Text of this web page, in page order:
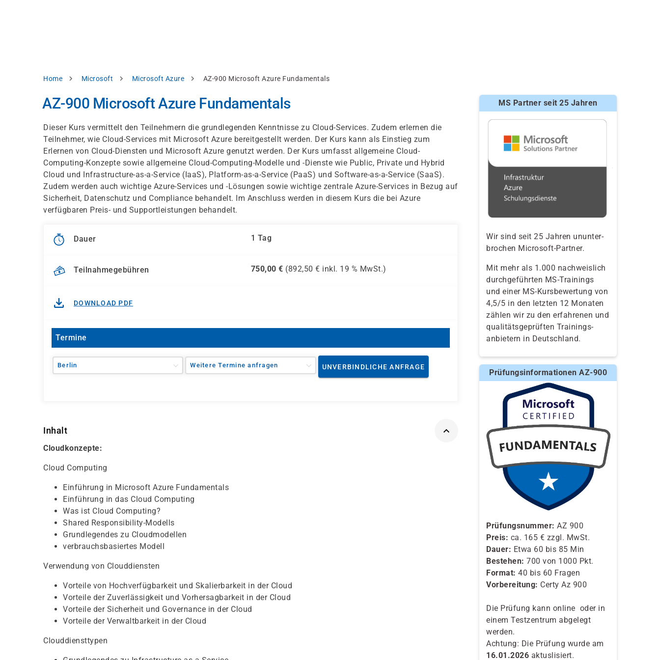
Pfadnavigation
Home Microsoft Microsoft Azure AZ-900 Microsoft Azure Fundamentals
AZ-900 Microsoft Azure Fundamentals
Dieser Kurs vermittelt den Teilnehmern die grundlegenden Kenntnisse zu Cloud-Services. Zudem erlernen die
Teilnehmer, wie Cloud-Services mit Microsoft Azure bereitgestellt werden. Der Kurs kann als Einstieg zum
Erlernen von Cloud-Diensten und Microsoft Azure genutzt werden. Der Kurs umfasst allgemeine Cloud-
Computing-Konzepte sowie allgemeine Cloud-Computing-Modelle und -Dienste wie Public, Private und Hybrid
Cloud und Infrastructure-as-a-Service (IaaS), Platform-as-a-Service (PaaS) und Software-as-a-Service (SaaS).
Zudem werden auch wichtige Azure-Services und -Lösungen sowie wichtige zentrale Azure-Services in Bezug auf
Sicherheit, Datenschutz und Compliance behandelt. Im Anschluss werden in diesem Kurs die bei Azure
verfügbaren Preis- und Supportleistungen behandelt.
Dauer 1 Tag
Teilnahmegebühren 750,00 € (892,50 € inkl. 19 % MwSt.)
DOWNLOAD PDF
Termine
Berlin Weitere Termine anfragen UNVERBINDLICHE ANFRAGE
Inhalt
Cloudkonzepte:
Cloud Computing
Einführung in Microsoft Azure Fundamentals
Einführung in das Cloud Computing
Was ist Cloud Computing?
Shared Responsibility-Modells
Grundlegendes zu Cloudmodellen
verbrauchsbasiertes Modell
Verwendung von Clouddiensten
Vorteile von Hochverfügbarkeit und Skalierbarkeit in der Cloud
Vorteile der Zuverlässigkeit und Vorhersagbarkeit in der Cloud
Vorteile der Sicherheit und Governance in der Cloud
Vorteile der Verwaltbarkeit in der Cloud
Clouddiensttypen
MS Partner seit 25 Jahren
Wir sind seit 25 Jahren ununter-
brochen Microsoft-Partner.
Mit mehr als 1.000 nachweislich
durchgeführten MS-Trainings
und einer MS-Kursbewertung von
4,5/5 in den letzten 12 Monaten
zählen wir zu den erfahrenen und
qualitäts­geprüften Trainings­
anbietern in Deutschland.
Prüfungsinformationen AZ-900
Prüfungsnummer: AZ 900
Preis: ca. 165 € zzgl. MwSt.
Dauer: Etwa 60 bis 85 Min
Bestehen: 700 von 1000 Pkt.
Format: 40 bis 60 Fragen
Vorbereitung: Certy Az 900
Die Prüfung kann online oder in
einem Testzentrum abgelegt
werden.
Achtung: Die Prüfung wurde am
16.01.2026 aktuslisiert.
akzeptieren
Datenschutzhinweis